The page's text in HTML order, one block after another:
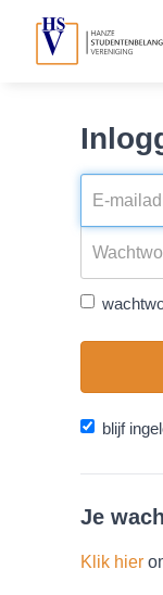
blijf
Je
Klik hier